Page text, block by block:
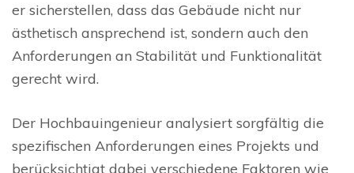
er sicherstellen, dass das Gebäude nicht nur
ästhetisch ansprechend ist, sondern auch den
Anforderungen an Stabilität und Funktionalität
gerecht wird.
Der Hochbauingenieur analysiert sorgfältig die
spezifischen Anforderungen eines Projekts und
berücksichtigt dabei verschiedene Faktoren wie